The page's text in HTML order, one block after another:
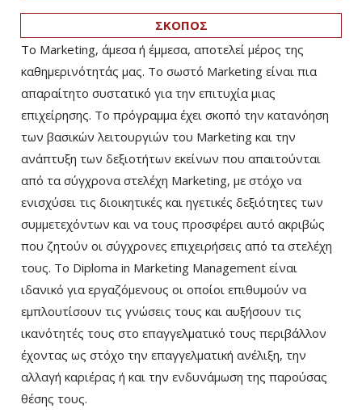
ΣΚΟΠΟΣ
Το Marketing, άμεσα ή έμμεσα, αποτελεί μέρος της
καθημερινότητάς μας. Το σωστό Marketing είναι πια
απαραίτητο συστατικό για την επιτυχία μιας
επιχείρησης. Το πρόγραμμα έχει σκοπό την κατανόηση
των βασικών λειτουργιών του Marketing και την
ανάπτυξη των δεξιοτήτων εκείνων που απαιτούνται
από τα σύγχρονα στελέχη Marketing, με στόχο να
ενισχύσει τις διοικητικές και ηγετικές δεξιότητες των
συμμετεχόντων και να τους προσφέρει αυτό ακριβώς
που ζητούν οι σύγχρονες επιχειρήσεις από τα στελέχη
τους. Το Diploma in Marketing Management είναι
ιδανικό για εργαζόμενους οι οποίοι επιθυμούν να
εμπλουτίσουν τις γνώσεις τους και αυξήσουν τις
ικανότητές τους στο επαγγελματικό τους περιβάλλον
έχοντας ως στόχο την επαγγελματική ανέλιξη, την
αλλαγή καριέρας ή και την ενδυνάμωση της παρούσας
θέσης τους.